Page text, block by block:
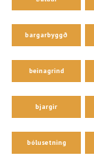
bargarbyggð
beinagrind
bjargir
bólusetning